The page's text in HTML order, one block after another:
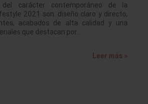
del carácter contemporáneo de la
2021 son: diseño claro y directo,
acabados de alta calidad y una
que destacan por…
Leer más »